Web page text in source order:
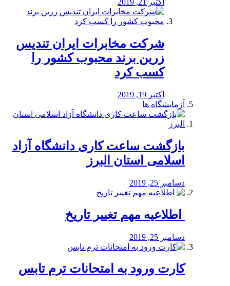
اکتبر 21, 2019
شرکت مخابرات ایران تندیس
زرین برند محبوب کشور را
کسب کرد
اکتبر 19, 2019
آزمایشگاه ها
بازگشت ساعت کاری دانشگاه آزاد
اسلامی استان البرز
دسامبر 25, 2019
️ اطلاعیه مهم تغییر تاریخ
دسامبر 25, 2019
کارت ورود به امتحانات ترم تابس